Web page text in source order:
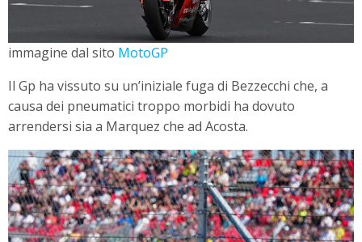
immagine dal sito MotoGP
Il Gp ha vissuto su un’iniziale fuga di Bezzecchi che, a
causa dei pneumatici troppo morbidi ha dovuto
arrendersi sia a Marquez che ad Acosta.